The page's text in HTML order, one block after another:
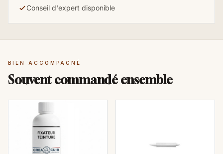
Conseil d'expert disponible
BIEN ACCOMPAGNÉ
Souvent commandé ensemble